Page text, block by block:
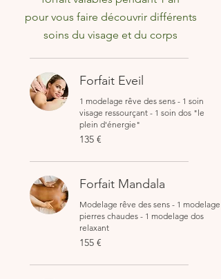
pour vous faire découvrir différents
soins du visage et du corps
Forfait Eveil
1 modelage rêve des sens - 1 soin
visage ressourçant - 1 soin dos "le
plein d'énergie"
135
euros
135 €
Forfait Mandala
Modelage rêve des sens - 1 modelage
pierres chaudes - 1 modelage dos
relaxant
155
euros
155 €